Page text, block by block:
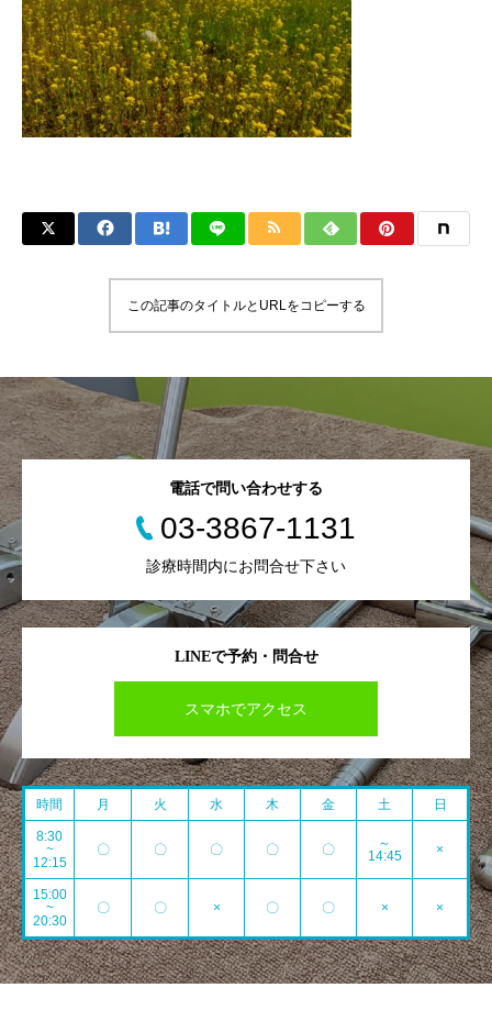
この記事のタイトルとURLをコピーする
LINEで予約・問合せ
スマホでアクセス
電話で問い合わせする
03-3867-1131
診療時間内にお問合せ下さい
時間 月 火 水 木 金 土 日
8:30
~
12:15
〇 〇 〇 〇 〇
～
14:45
×
15:00
~
20:30
〇 〇 × 〇 〇 × ×